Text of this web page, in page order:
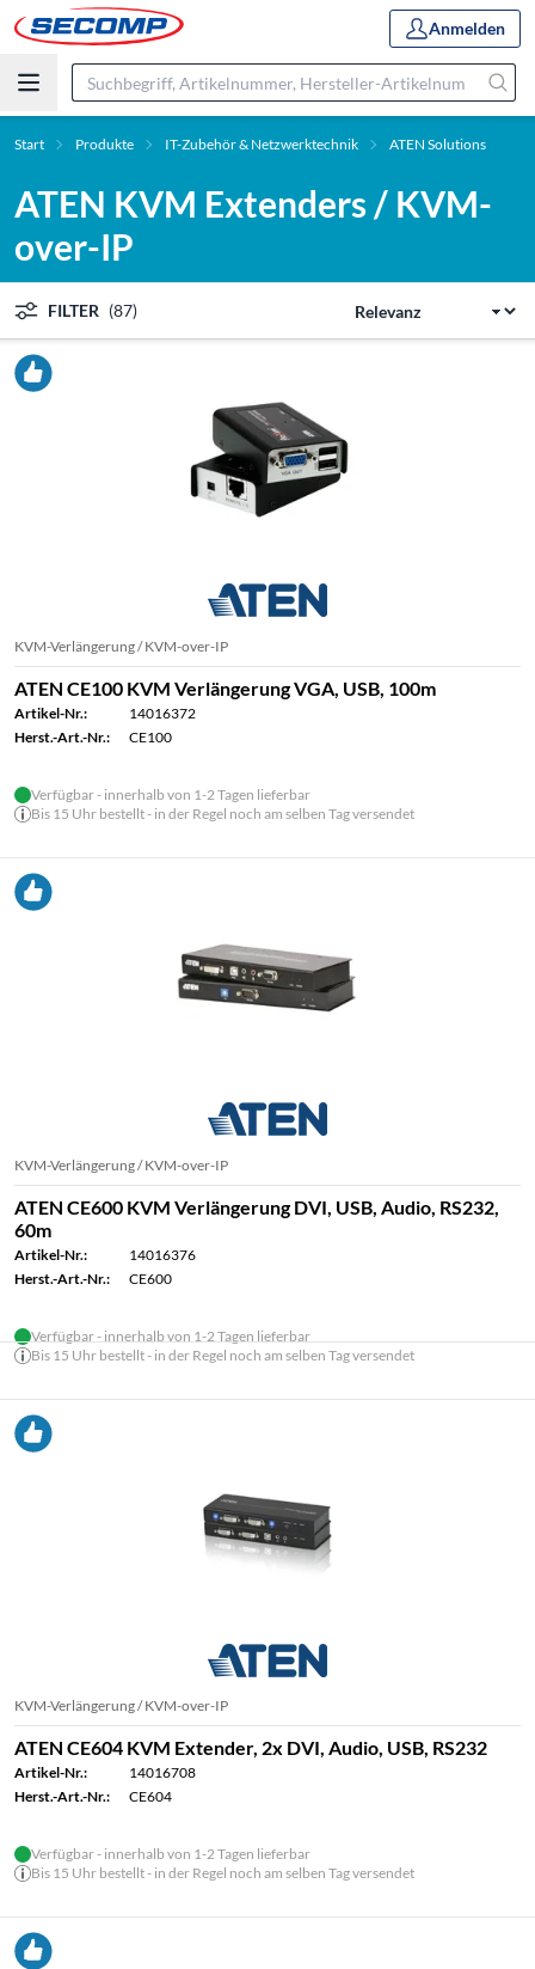
Anmelden
Start Produkte IT-Zubehör & Netzwerktechnik ATEN Solutions
ATEN KVM Extenders / KVM-
over-IP
FILTER (87)
KVM-Verlängerung / KVM-over-IP
ATEN CE100 KVM Verlängerung VGA, USB, 100m
Artikel-Nr.:
14016372
Herst.-Art.-Nr.:
CE100
Verfügbar - innerhalb von 1-2 Tagen lieferbar
Bis 15 Uhr bestellt - in der Regel noch am selben Tag versendet
KVM-Verlängerung / KVM-over-IP
ATEN CE600 KVM Verlängerung DVI, USB, Audio, RS232,
60m
Artikel-Nr.:
14016376
Herst.-Art.-Nr.:
CE600
Verfügbar - innerhalb von 1-2 Tagen lieferbar
Bis 15 Uhr bestellt - in der Regel noch am selben Tag versendet
KVM-Verlängerung / KVM-over-IP
ATEN CE604 KVM Extender, 2x DVI, Audio, USB, RS232
Artikel-Nr.:
14016708
Herst.-Art.-Nr.:
CE604
Verfügbar - innerhalb von 1-2 Tagen lieferbar
Bis 15 Uhr bestellt - in der Regel noch am selben Tag versendet